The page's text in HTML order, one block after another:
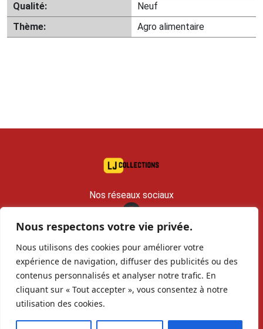
Nous respectons votre vie privée.
Nous utilisons des cookies pour améliorer votre
expérience de navigation, diffuser des publicités ou des
contenus personnalisés et analyser notre trafic. En
cliquant sur « Tout accepter », vous consentez à notre
utilisation des cookies.
Qualité:
Neuf
Thème:
Agro alimentaire
Nos réseaux sociaux
contact@lj-collections.com
RCS 979 374 147 Romans
Vous voulez
vendre ?
Contact Archives